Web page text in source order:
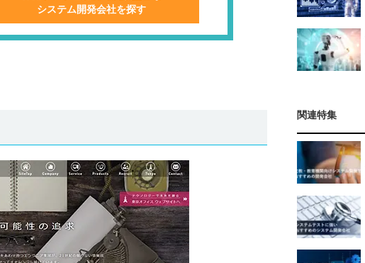
システム開発会社を探す
関連特集